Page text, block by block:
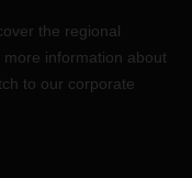
the regional
information about
to our corporate